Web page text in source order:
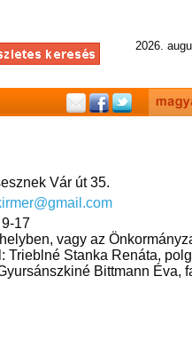
2026.
Vár út 35.
9-17
vagy az
Trieblné Stanka Renáta,
Bittmann Éva,